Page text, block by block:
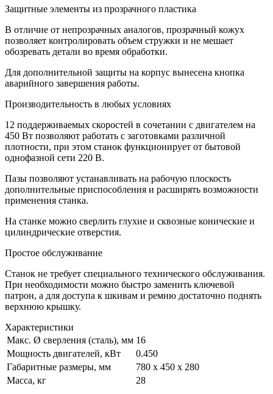
Защитные элементы из прозрачного пластика
В отличие от непрозрачных аналогов, прозрачный кожух
позволяет контролировать объем стружки и не мешает
обозревать детали во время обработки.
Для дополнительной защиты на корпус вынесена кнопка
аварийного завершения работы.
Производительность в любых условиях
12 поддерживаемых скоростей в сочетании с двигателем на
450 Вт позволяют работать с заготовками различной
плотности, при этом станок функционирует от бытовой
однофазной сети 220 В.
Пазы позволяют устанавливать на рабочую плоскость
дополнительные приспособления и расширять возможности
применения станка.
На станке можно сверлить глухие и сквозные конические и
цилиндрические отверстия.
Простое обслуживание
Станок не требует специального технического обслуживания.
При необходимости можно быстро заменить ключевой
патрон, а для доступа к шкивам и ремню достаточно поднять
верхнюю крышку.
Характеристики
Макс. Ø сверления (сталь), мм 16
Мощность двигателей, кВт
0.450
Габаритные размеры, мм
780 х 450 х 280
Масса, кг
28